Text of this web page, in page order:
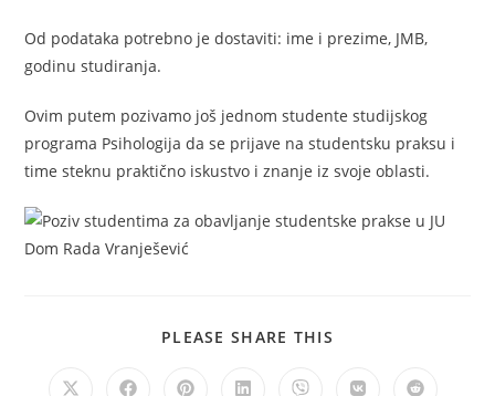
Od podataka potrebno je dostaviti: ime i prezime, JMB,
godinu studiranja.
Ovim putem pozivamo još jednom studente studijskog
programa Psihologija da se prijave na studentsku praksu i
time steknu praktično iskustvo i znanje iz svoje oblasti.
PLEASE SHARE THIS